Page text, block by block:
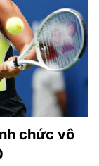
chức vô